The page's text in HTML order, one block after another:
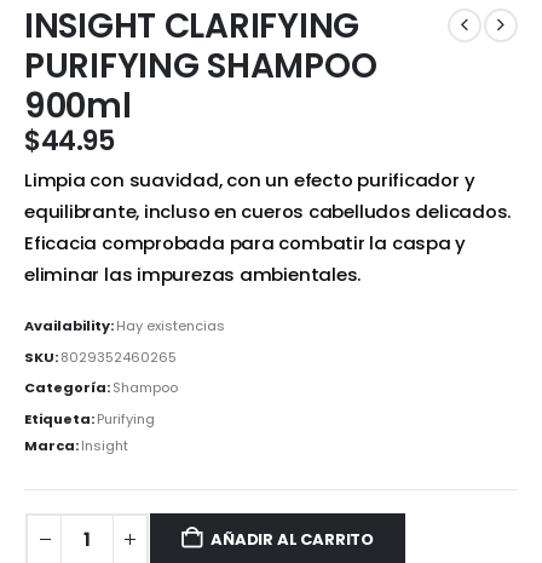
INSIGHT CLARIFYING
PURIFYING SHAMPOO
900ml
$44.95
Limpia con suavidad, con un efecto purificador y
equilibrante, incluso en cueros cabelludos delicados.
Eficacia comprobada para combatir la caspa y
eliminar las impurezas ambientales.
Availability:Hay existencias
SKU:8029352460265
Categoría:Shampoo
Etiqueta:Purifying
Marca:Insight
AÑADIR AL CARRITO